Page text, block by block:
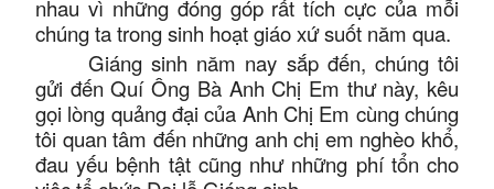
nhau vì những đóng góp rất tích cực của mỗi
chúng ta trong sinh hoạt giáo xứ suốt năm qua.
Giáng sinh năm nay sắp đến, chúng tôi
gửi đến Quí Ông Bà Anh Chị Em thư này, kêu
gọi lòng quảng đại của Anh Chị Em cùng chúng
tôi quan tâm đến những anh chị em nghèo khổ,
đau yếu bệnh tật cũng như những phí tổn cho